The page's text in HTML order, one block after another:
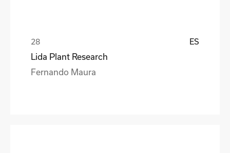
ES
Lida Plant Research
Fernando Maura